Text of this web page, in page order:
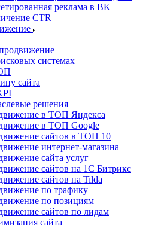
реклама в ВК
CTR
системах
сайта
решения
в ТОП Яндекса
в ТОП Google
сайтов в ТОП 10
интернет-магазина
сайта услуг
сайтов на 1С Битрикс
сайтов на Tilda
по трафику
по позициям
сайтов по лидам
сайта